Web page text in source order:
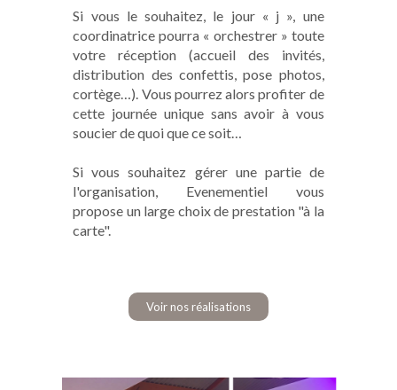
Si vous le souhaitez, le jour « j », une
coordinatrice pourra « orchestrer » toute
votre réception (accueil des invités,
distribution des confettis, pose photos,
cortège…). Vous pourrez alors profiter de
cette journée unique sans avoir à vous
soucier de quoi que ce soit…
Si vous souhaitez gérer une partie de
l'organisation, Evenementiel vous
propose un large choix de prestation "à la
carte".
Voir nos réalisations